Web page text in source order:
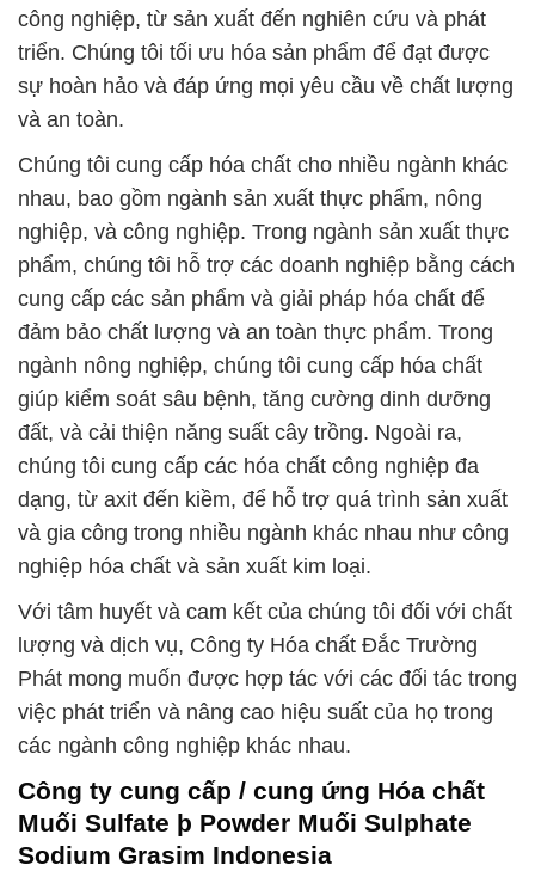
công nghiệp, từ sản xuất đến nghiên cứu và phát
triển. Chúng tôi tối ưu hóa sản phẩm để đạt được
sự hoàn hảo và đáp ứng mọi yêu cầu về chất lượng
và an toàn.
Chúng tôi cung cấp hóa chất cho nhiều ngành khác
nhau, bao gồm ngành sản xuất thực phẩm, nông
nghiệp, và công nghiệp. Trong ngành sản xuất thực
phẩm, chúng tôi hỗ trợ các doanh nghiệp bằng cách
cung cấp các sản phẩm và giải pháp hóa chất để
đảm bảo chất lượng và an toàn thực phẩm. Trong
ngành nông nghiệp, chúng tôi cung cấp hóa chất
giúp kiểm soát sâu bệnh, tăng cường dinh dưỡng
đất, và cải thiện năng suất cây trồng. Ngoài ra,
chúng tôi cung cấp các hóa chất công nghiệp đa
dạng, từ axit đến kiềm, để hỗ trợ quá trình sản xuất
và gia công trong nhiều ngành khác nhau như công
nghiệp hóa chất và sản xuất kim loại.
Với tâm huyết và cam kết của chúng tôi đối với chất
lượng và dịch vụ, Công ty Hóa chất Đắc Trường
Phát mong muốn được hợp tác với các đối tác trong
việc phát triển và nâng cao hiệu suất của họ trong
các ngành công nghiệp khác nhau.
Công ty cung cấp / cung ứng Hóa chất
Muối Sulfate þ Powder Muối Sulphate
Sodium Grasim Indonesia